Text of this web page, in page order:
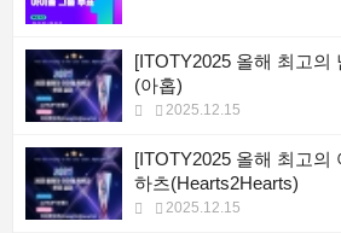
[ITOTY2025 올해 최고의
(아홉)
2025.12.15
[ITOTY2025 올해 최고의
하츠(Hearts2Hearts)
2025.12.15